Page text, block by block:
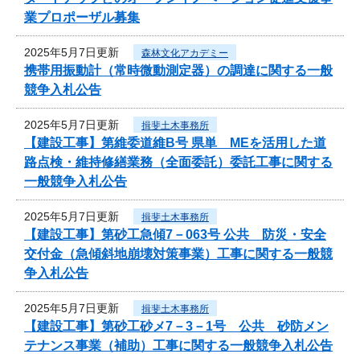
業プロポーザル募集
2025年5月7日更新 森林文化アカデミー
携帯用振動計（常時微動測定器）の調達に関する一般
競争入札公告
2025年5月7日更新 揖斐土木事務所
【建設工事】第維委道維B号 県単 MEを活用した道
路点検・維持修繕業務（全面委託）委託工事に関する
一般競争入札公告
2025年5月7日更新 揖斐土木事務所
【建設工事】第砂工急傾7－063号 公共 防災・安全
交付金（急傾斜地崩壊対策事業）工事に関する一般競
争入札公告
2025年5月7日更新 揖斐土木事務所
【建設工事】第砂工砂メ7－3－1号 公共 砂防メン
テナンス事業（補助）工事に関する一般競争入札公告